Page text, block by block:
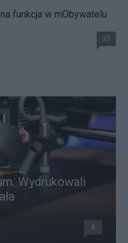
funkcja w mObywatelu
35
Wydrukowali
8